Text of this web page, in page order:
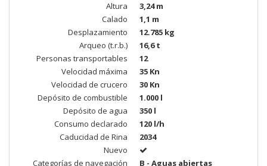
Altura
3,24 m
Calado
1,1 m
Desplazamiento
12.785 kg
Arqueo (t.r.b.)
16,6 t
Personas transportables
12
Velocidad máxima
35 Kn
Velocidad de crucero
30 Kn
Depósito de combustible
1.000 l
Depósito de agua
350 l
Consumo declarado
120 l/h
Caducidad de Rina
2034
Nuevo
Categorías de navegación
B - Aguas abiertas